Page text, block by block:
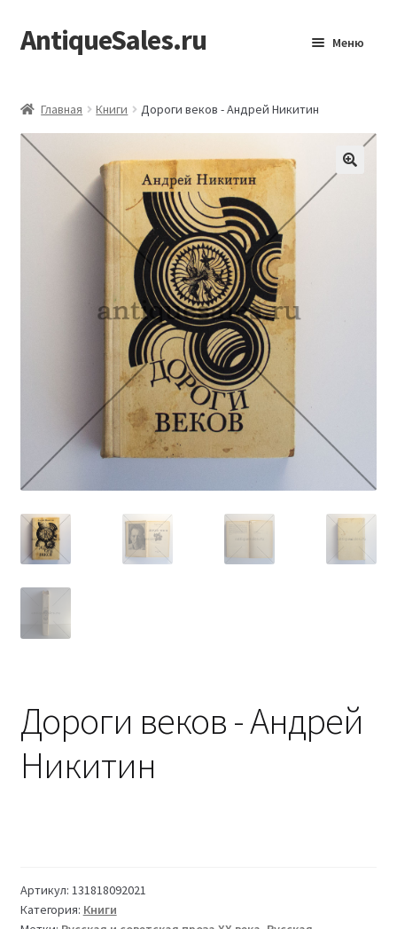
Перейти
к
Перейти
к
AntiqueSales.ru Меню
Главная Книги Дороги веков - Андрей Никитин
Дороги веков - Андрей
Никитин
Артикул: 131818092021
Категория: Книги